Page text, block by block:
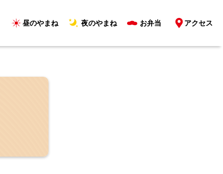
昼のやまね 夜のやまね お弁当 アクセス